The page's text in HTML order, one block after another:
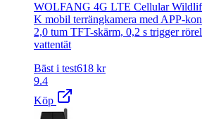
WOLFANG 4G LTE Cellular
K mobil terrängkamera med APP-
2,0 tum TFT-skärm, 0,2 s trigger
vattentät
Bäst i test618 kr
9.4
Köp